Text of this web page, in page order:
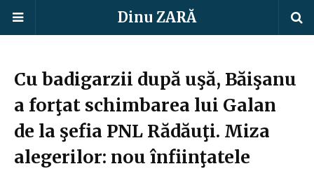
Dinu ZARĂ
Cu badigarzii după uşă, Băişanu
a forţat schimbarea lui Galan
de la şefia PNL Rădăuţi. Miza
alegerilor: nou înfiinţatele